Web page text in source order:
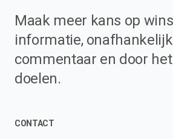
Maak meer kans op
informatie, onafhankelijk
commentaar en door
doelen.
CONTACT